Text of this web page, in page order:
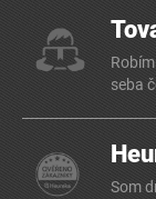
seba
Som